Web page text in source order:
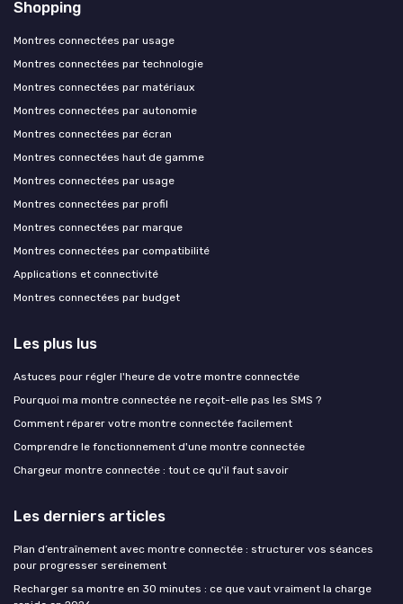
Shopping
Montres connectées par usage
Montres connectées par technologie
Montres connectées par matériaux
Montres connectées par autonomie
Montres connectées par écran
Montres connectées haut de gamme
Montres connectées par usage
Montres connectées par profil
Montres connectées par marque
Montres connectées par compatibilité
Applications et connectivité
Montres connectées par budget
Les plus lus
Astuces pour régler l'heure de votre montre connectée
Pourquoi ma montre connectée ne reçoit-elle pas les SMS ?
Comment réparer votre montre connectée facilement
Comprendre le fonctionnement d'une montre connectée
Chargeur montre connectée : tout ce qu'il faut savoir
Les derniers articles
Plan d’entraînement avec montre connectée : structurer vos séances
pour progresser sereinement
Recharger sa montre en 30 minutes : ce que vaut vraiment la charge